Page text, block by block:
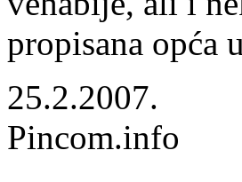
propisana opća
25.2.2007.
Pincom.info